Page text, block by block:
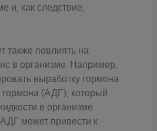
и, как следствие,
также повлиять на
в организме. Например,
выработку гормона
гормона (АДГ), который
в организме.
может привести к